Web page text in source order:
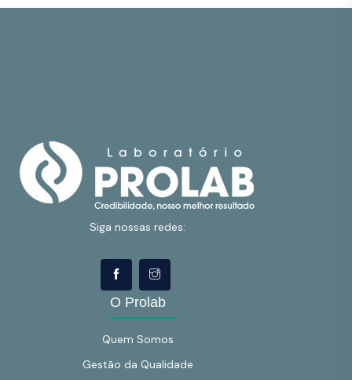
Siga nossas redes:
O Prolab
Quem Somos
Gestão da Qualidade